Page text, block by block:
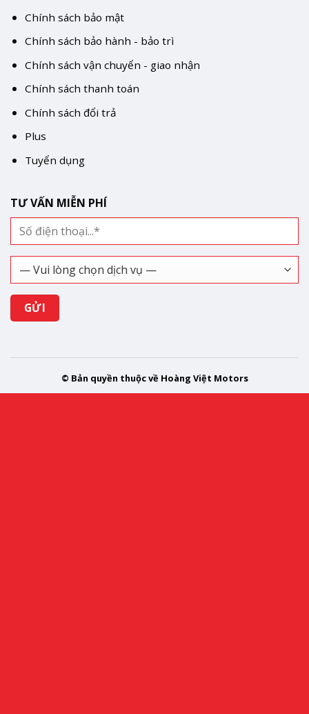
Chính sách bảo mật
Chính sách bảo hành - bảo trì
Chính sách vận chuyển - giao nhận
Chính sách thanh toán
Chính sách đổi trả
Plus
Tuyển dụng
TƯ VẤN MIỄN PHÍ
© Bản quyền thuộc về Hoàng Việt Motors